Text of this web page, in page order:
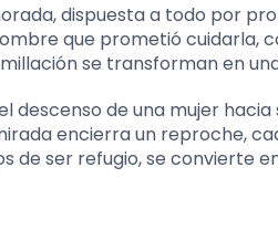
dispuesta a todo por
que prometió cuidarla,
se transforman en
descenso de una mujer
encierra un reproche,
de ser refugio, se convierte